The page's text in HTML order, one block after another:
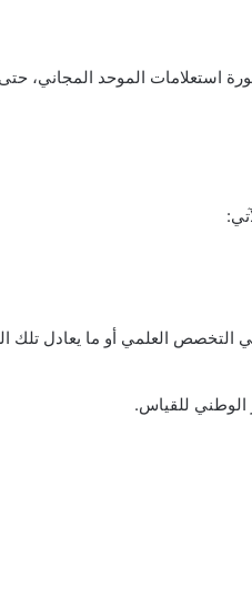
استعلامات الموحد المجاني،
العلمي أو ما يعادل تلك
الوطني للقياس.